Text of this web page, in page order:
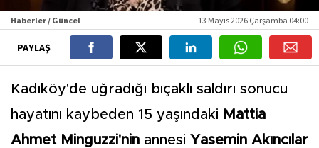
Haberler / Güncel 13 Mayıs 2026 Çarşamba 04:00
PAYLAŞ
Kadıköy'de uğradığı bıçaklı saldırı sonucu
hayatını kaybeden 15 yaşındaki Mattia
Ahmet Minguzzi'nin annesi Yasemin Akıncılar